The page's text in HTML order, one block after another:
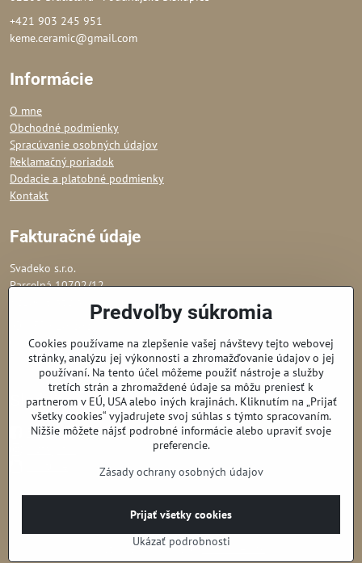
+421 903 245 951
keme.ceramic@gmail.com
Informácie
O mne
Obchodné podmienky
Spracúvanie osobných údajov
Reklamačný poriadok
Dodacie a platobné podmienky
Kontakt
Fakturačné údaje
Svadeko s.r.o.
Parcelná 10702/12
82106 Bratislava - Podunajské Biskupice
Obchodný register Okresného súdu Bratislava I,
odd. Sro, vl. č.: 150982/B
Sledujte nás
Facebook
©2026Copyright
Predvoľby súkromiaZásady ochrany osobných údajov
Vytvorené pomocou:BiznisWeb.sk
Predvoľby súkromia
Cookies používame na zlepšenie vašej návštevy tejto webovej
stránky, analýzu jej výkonnosti a zhromažďovanie údajov o jej
používaní. Na tento účel môžeme použiť nástroje a služby
tretích strán a zhromaždené údaje sa môžu preniesť k
partnerom v EÚ, USA alebo iných krajinách. Kliknutím na „Prijať
všetky cookies“ vyjadrujete svoj súhlas s týmto spracovaním.
Nižšie môžete nájsť podrobné informácie alebo upraviť svoje
preferencie.
Zásady ochrany osobných údajov
Ukázať podrobnosti
Prijať všetky cookies